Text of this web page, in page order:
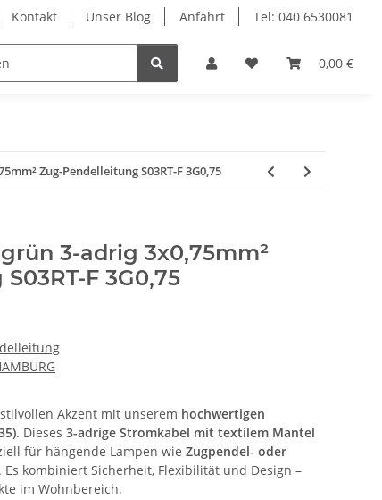
Kontakt Unser Blog Anfahrt Tel: 040 6530081
0,00 €
Retouren-Shop
Zug-Pendelleitung S03RT-F 3G0,75
3-adrig 3x0,75mm²
F 3G0,75
Akzent mit unserem hochwertigen
. Dieses 3-adrige Stromkabel mit textilem Mantel
für hängende Lampen wie Zugpendel- oder
Es kombiniert Sicherheit, Flexibilität und Design –
im Wohnbereich.